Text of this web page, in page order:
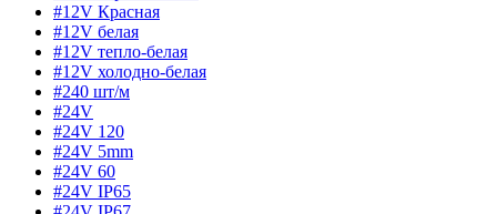
#12V Красная
#12V белая
#12V тепло-белая
#12V холодно-белая
#240 шт/м
#24V
#24V 120
#24V 5mm
#24V 60
#24V IP65